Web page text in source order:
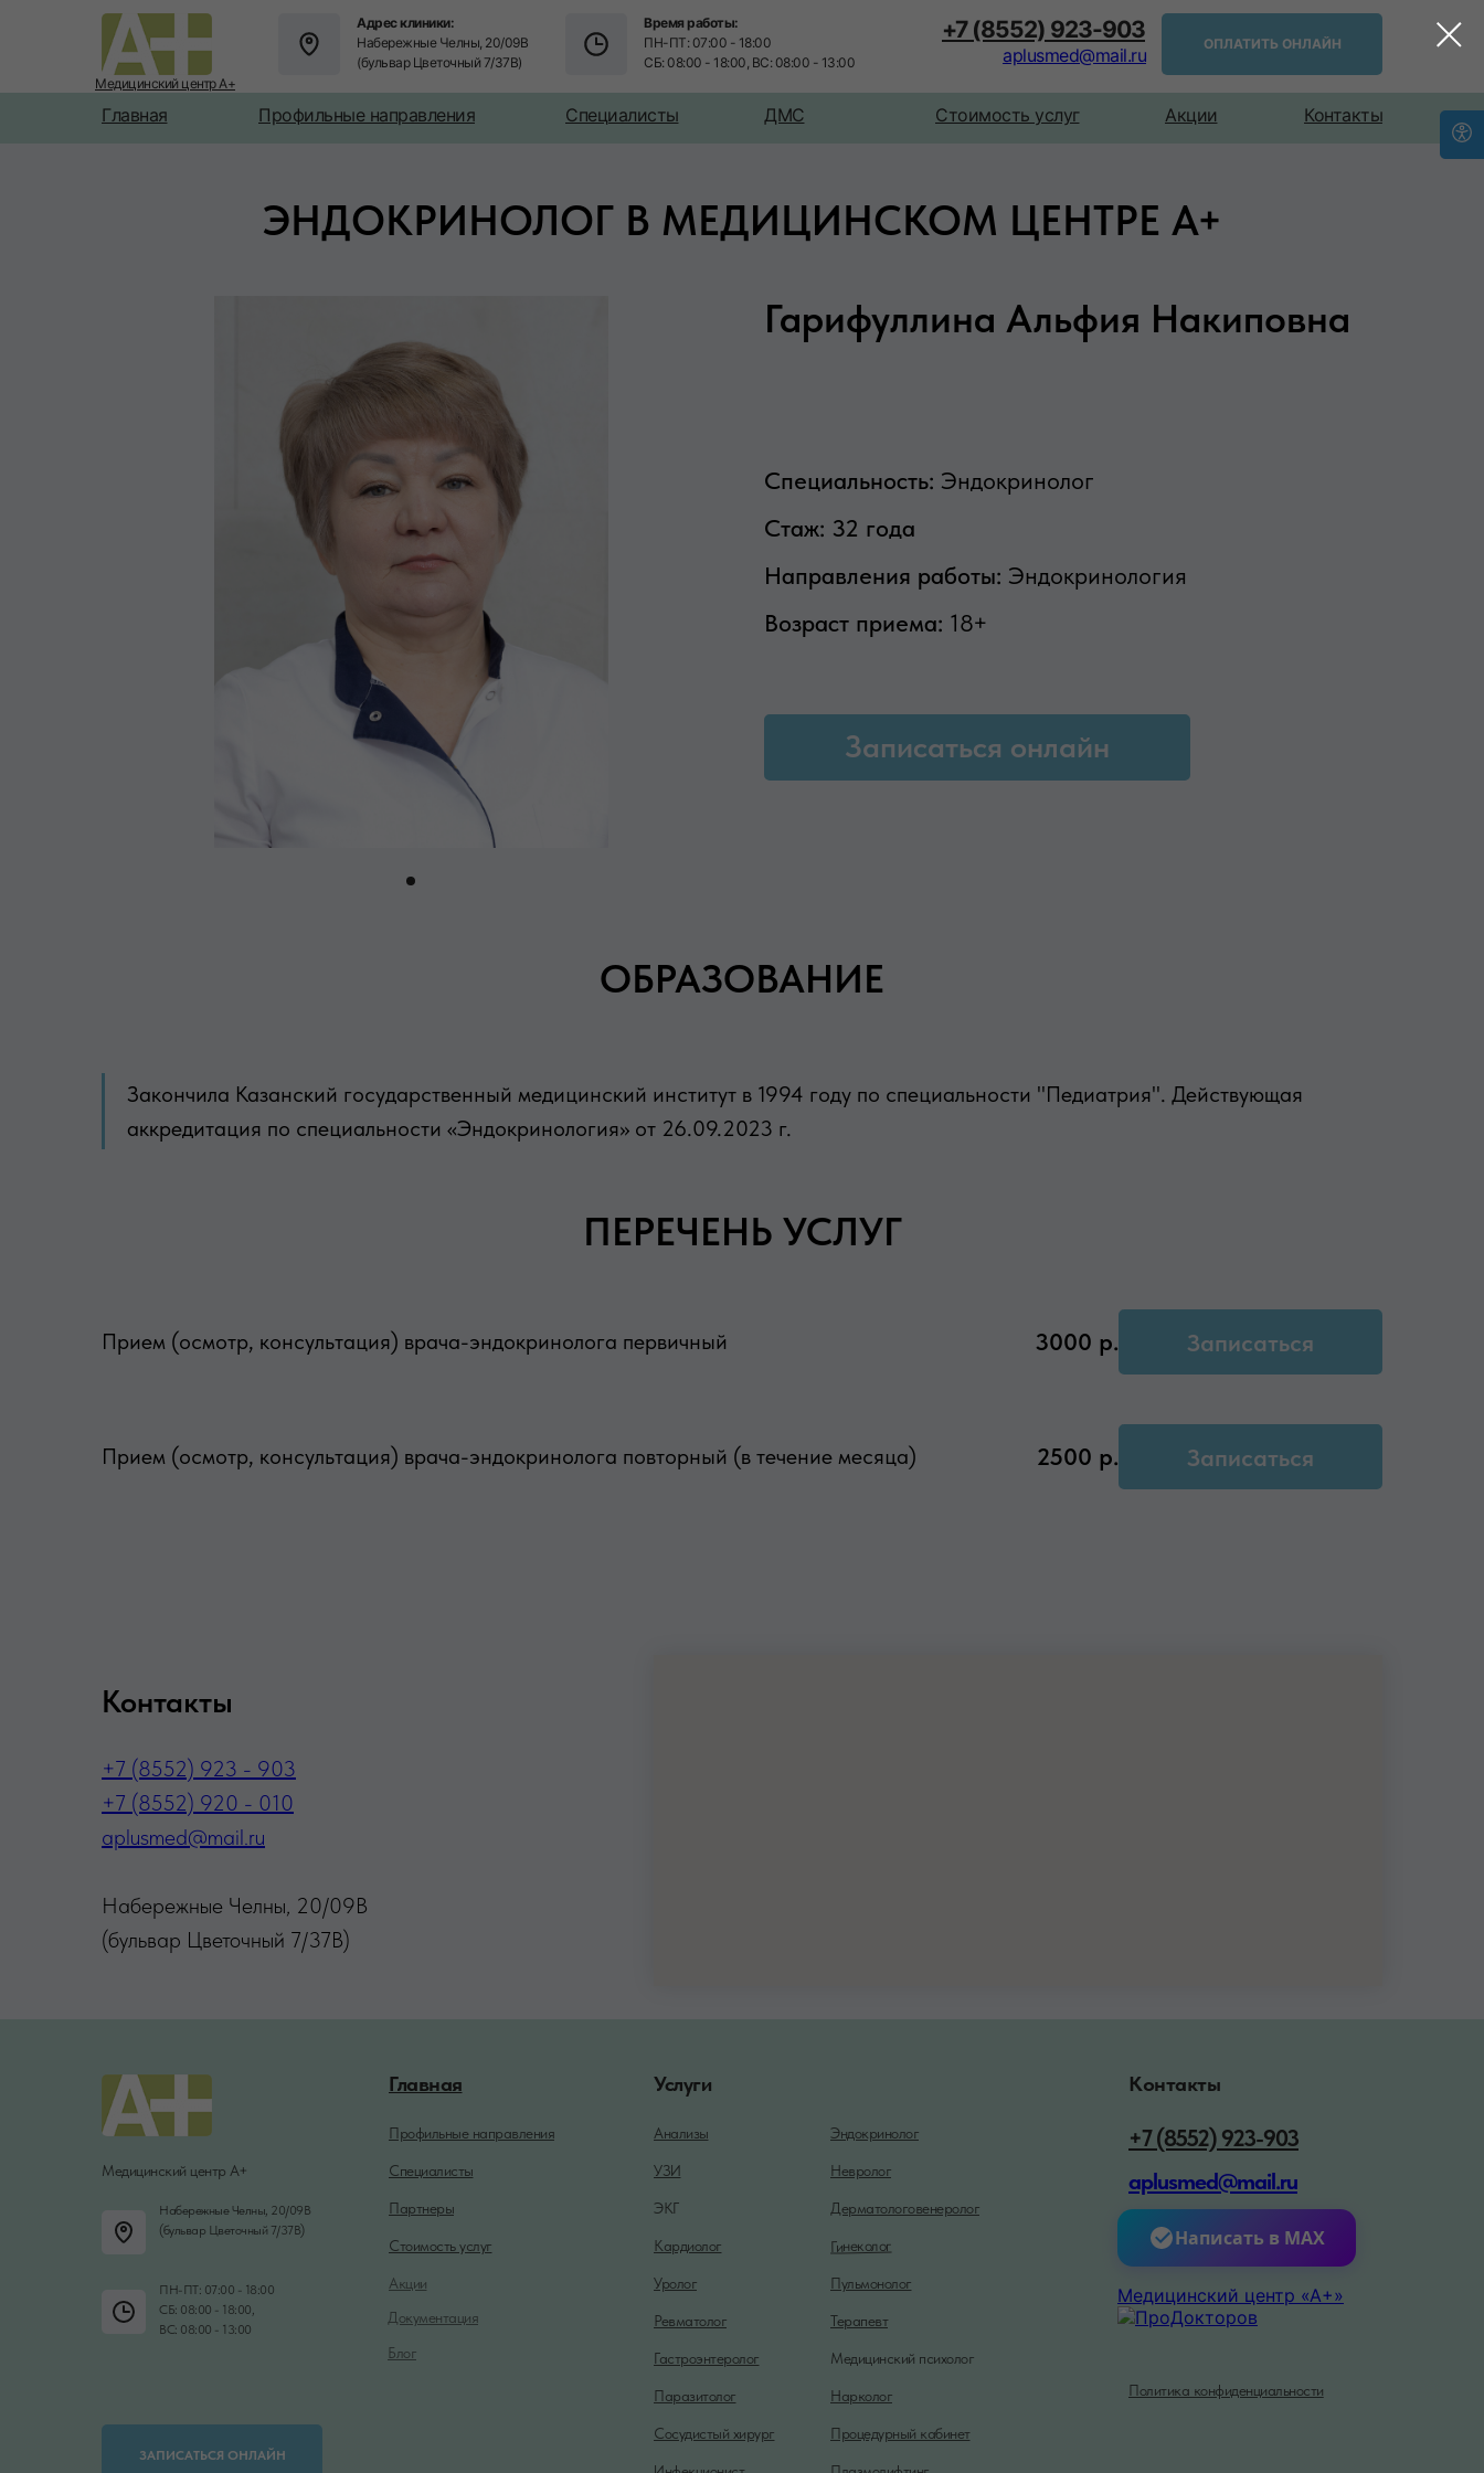
+7 (8552) 923-903
Время работы:
ПН-ПТ: 07:00 - 18:00
СБ: 08:00 - 18:00, ВС: 08:00 - 13:00
aplusmed@mail.ru
Адрес клиники:
Набережные Челны, 20/09В
(бульвар Цветочный 7/37В)
ОПЛАТИТЬ ОНЛАЙН
Контакты
Акции
Стоимость услуг
ДМС
Специалисты
Профильные направления
Главная
Медицинский центр А+
ЭНДОКРИНОЛОГ В МЕДИЦИНСКОМ ЦЕНТРЕ А+
Гарифуллина Альфия Накиповна
Специальность: Эндокринолог
Стаж: 32 года
Направления работы: Эндокринология
Возраст приема: 18+
Записаться онлайн
ОБРАЗОВАНИЕ
Закончила Казанский государственный медицинский институт в 1994 году по специальности "Педиатрия". Действующая
аккредитация по специальности «Эндокринология» от 26.09.2023 г.
ПЕРЕЧЕНЬ УСЛУГ
Прием (осмотр, консультация) врача-эндокринолога первичный 3000 р. Записаться
Прием (осмотр, консультация) врача-эндокринолога повторный (в течение месяца) 2500 р. Записаться
Контакты
+7 (8552) 923 - 903
+7 (8552) 920 - 010
aplusmed@mail.ru
Набережные Челны, 20/09В
(бульвар Цветочный 7/37В)
Медицинский центр А+
Политика конфиденциальности
Набережные Челны, 20/09В
(бульвар Цветочный 7/37В)
ПН-ПТ: 07:00 - 18:00
СБ: 08:00 - 18:00,
ВС: 08:00 - 13:00
ЗАПИСАТЬСЯ ОНЛАЙН
Контакты
Услуги
Акции
Документация
Блог
Уролог
Кардиолог
ЭКГ
УЗИ
Анализы
Сосудистый хирург
Паразитолог
Медицинский психолог
aplusmed@mail.ru
+7 (8552) 923-903
Ревматолог
Пульмонолог
Гинеколог
Дерматологовенеролог
Невролог
Эндокринолог
Процедурный кабинет
Нарколог
Гастроэнтеролог
Терапевт
Стоимость услуг
Партнеры
Специалисты
Профильные направления
Главная
Медицинский центр «А+»
Написать в MAX